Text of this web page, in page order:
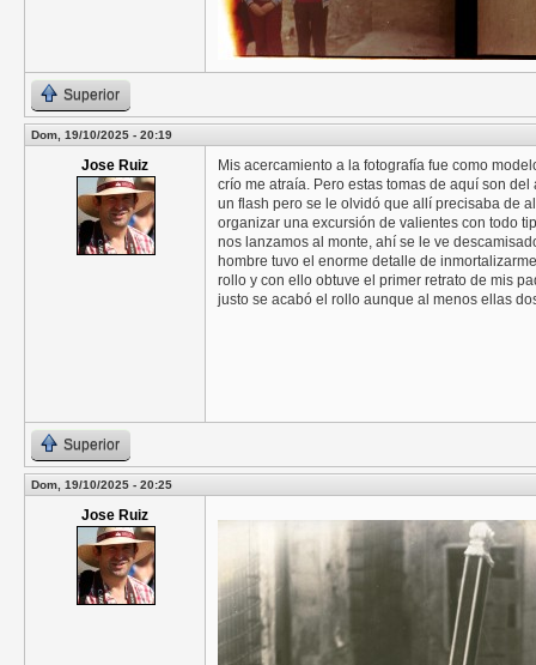
Superior
Dom, 19/10/2025 - 20:19
Jose Ruiz
Mis acercamiento a la fotografía fue como
crío me atraía. Pero estas tomas de aquí son
un flash pero se le olvidó que allí precisaba de
organizar una excursión de valientes con todo
nos lanzamos al monte, ahí se le ve
hombre tuvo el enorme detalle de
rollo y con ello obtuve el primer retrato de mis
justo se acabó el rollo aunque al menos ellas
Superior
Dom, 19/10/2025 - 20:25
Jose Ruiz